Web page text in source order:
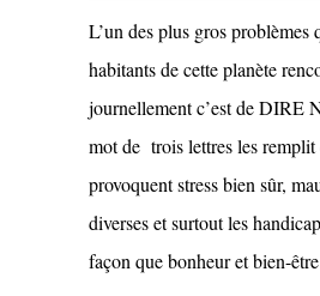
L’un des plus gros problèmes
habitants de cette planète
journellement c’est de DIRE
mot de trois lettres les remplit
provoquent stress bien sûr,
diverses et surtout les
façon que bonheur et bien-être